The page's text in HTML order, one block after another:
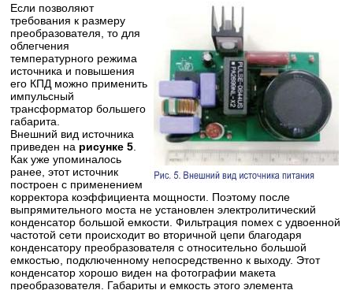
Если позволяют
требования к размеру
преобразователя, то для
облегчения
температурного режима
источника и повышения
его КПД можно применить
импульсный
трансформатор большего
габарита.
Внешний вид источника
приведен на рисунке 5
Как уже упоминалось
ранее, этот источник
построен с применением
корректора коэффициента мощности. Поэтому после
выпрямительного моста не установлен электролитический
конденсатор большой емкости. Фильтрация помех с удвоенной
частотой сети происходит во вторичной цепи благодаря
конденсатору преобразователя с относительно большой
емкостью, подключенному непосредственно к выходу. Этот
конденсатор хорошо виден на фотографии макета
преобразователя. Габариты и емкость этого элемента